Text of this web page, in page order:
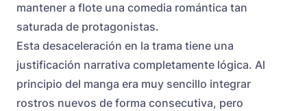
mantener a flote una comedia romántica tan
saturada de protagonistas.
Esta desaceleración en la trama tiene una
justificación narrativa completamente lógica. Al
principio del manga era muy sencillo integrar
rostros nuevos de forma consecutiva, pero